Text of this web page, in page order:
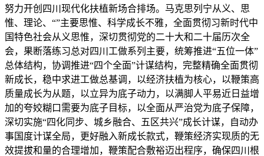
努力开创四川现代化扶植新场合排场。马克思列宁从义、思
惟、理论、“”主要思惟、科学成长不雅，全面贯彻习新时代中
国特色社会从义思惟，深切贯彻党的二十大和二十届历次全
会，果断落练习总对四川工做系列主要，统筹推进“五位一体”
总体结构，协调推进“四个全面”计谋结构，完整精确全面贯彻
新成长，稳中求进工做总基调，以经济扶植为核心，以鞭策高
质量成长为从题，以立异为底子动力，以满脚人平易近日益增
加的夸姣糊口需要为底子目标，以全面从严治党为底子保障，
深切实施“四化同步、城乡融合、五区共兴”成长计谋，自动办
事国度计谋全局，更好融入新成长款式，鞭策经济实现质的无
效提拔和量的合理增加，鞭策配合敷裕迈出程序，确保四川根